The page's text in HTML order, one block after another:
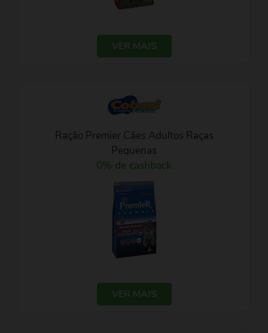
VER MAIS
Ração Premier Cães Adultos Raças
Pequenas
0% de cashback
VER MAIS